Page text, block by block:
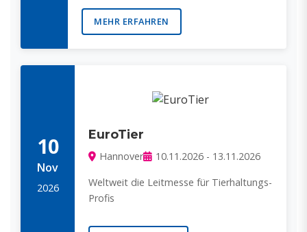
MEHR ERFAHREN
10
Nov
2026
EuroTier
Hannover
10.11.2026 - 13.11.2026
Weltweit die Leitmesse für Tierhaltungs-
Profis